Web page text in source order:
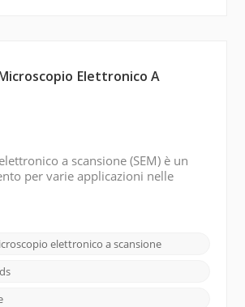
Elettronico A
a scansione (SEM) è un
per varie applicazioni nelle
sviluppati diversi tipi di rilevatori
SEM. Di seguito sono riportati alcuni
SEM : Rilevatore di
(BSE): i ril...
elettronico a scansione